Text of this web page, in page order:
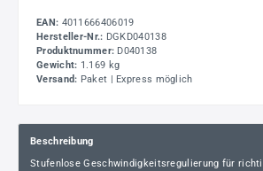
EAN: 4011666406019
Hersteller-Nr.: DGKD040138
Produktnummer: D040138
Gewicht: 1.169 kg
Versand: Paket | Express möglich
Beschreibung
Stufenlose Geschwindigkeitsregulierung für